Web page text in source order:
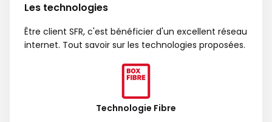
Les technologies
Être client SFR, c'est bénéficier d'un excellent réseau
internet. Tout savoir sur les technologies proposées.
Technologie Fibre